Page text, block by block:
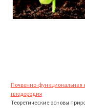
Почвенно-функциональная
плодородия
Теоретические основы